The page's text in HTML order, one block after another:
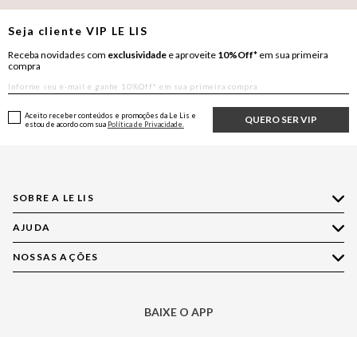
Seja clienteVIP LE LIS
Receba novidades com exclusividade e aproveite 10%Off* em sua primeira
compra
QUERO SER VIP
Aceito receber conteúdos e promoções da Le Lis e
estou de acordo com sua Política de Privacidade.
SOBRE A LE LIS
Quem Somos
Nossas Lojas
Política de Privacidade
AJUDA
Compre pelo WhatsApp
Central de Relacionamento
NOSSAS AÇÕES
BAIXE O APP